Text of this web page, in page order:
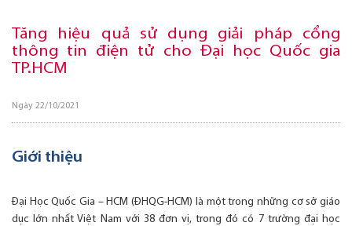
Tăng hiệu quả sử dụng giải pháp cổng
thông tin điện tử cho Đại học Quốc gia
TP.HCM
Ngày 22/10/2021
Giới thiệu
Đại Học Quốc Gia – HCM (ĐHQG-HCM) là một trong những cơ sở giáo
dục lớn nhất Việt Nam với 38 đơn vị, trong đó có 7 trường đại học
CƠ HỘI NGHỀ NGHIỆP